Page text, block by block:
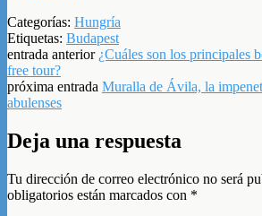
Categorías: Hungría
Etiquetas: Budapest
entrada anterior ¿Cuáles son los principales
free tour?
próxima entrada Muralla de Ávila, la
abulenses
Deja una respuesta
Tu dirección de correo electrónico no será
obligatorios están marcados con *